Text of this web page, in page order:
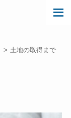
土地の取得まで